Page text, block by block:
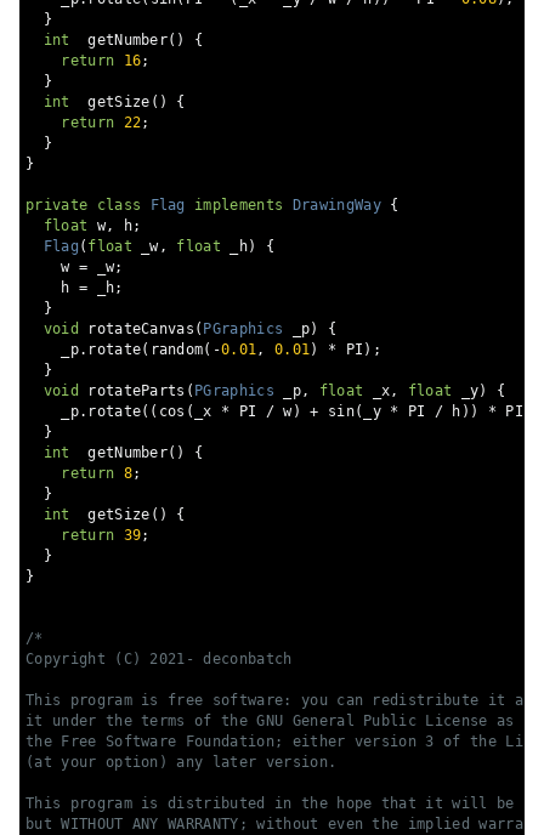
}
int
  getNumber
()
{
return
16;
}
int
  getSize
()
{
return 22;
}
}
private class Flag implements DrawingWay {
float w, h;
Flag ( float _w, float _h)
{
    w
= _w;
    h
= _h;
}
void
rotateCanvas ( PGraphics _p)
{
    _p
. rotate( random(-0.01, 0.01) * PI );
}
void
rotateParts ( PGraphics _p, float _x, float _y)
{
    _p
. rotate(( cos ( _x * PI / w) + sin( _y * PI / h )) * PI
}
int
  getNumber
()
{
return 8;
}
int
  getSize
()
{
return 39;
}
}
/*
Copyright (C) 2021- deconbatch
This program is free software: you can redistribute it
it under the terms of the GNU General Public License as
the Free Software Foundation; either version 3 of the
(at your option) any later version.
This program is distributed in the hope that it will be
but WITHOUT ANY WARRANTY; without even the implied